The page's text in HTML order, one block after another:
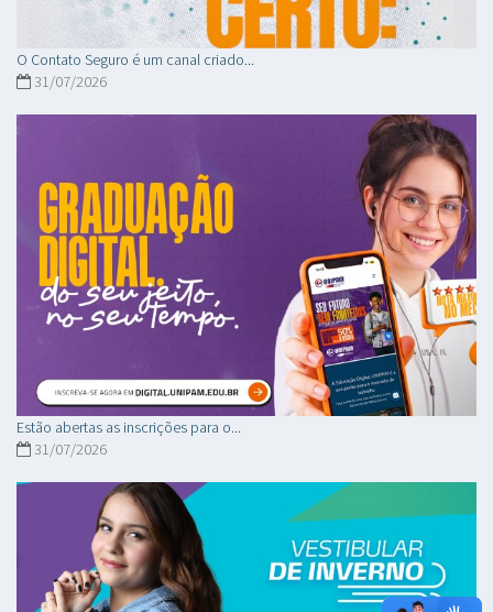
O Contato Seguro é um canal criado...
31/07/2026
Estão abertas as inscrições para o...
31/07/2026